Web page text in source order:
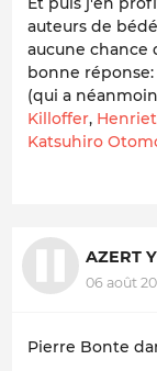
auteurs de
aucune chance
bonne réponse:
(qui a
Killoffer,
Katsuhiro
AZERT Y
06 août
Pierre Bonte